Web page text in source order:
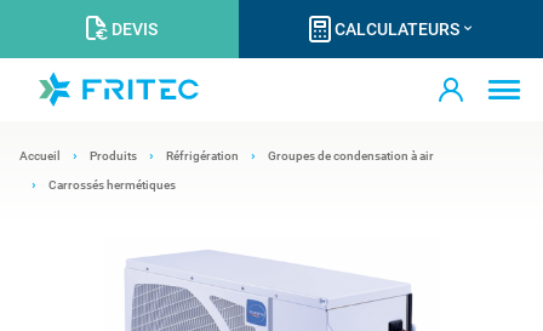
DEVIS CALCULATEURS
Accueil Produits Réfrigération Groupes de condensation à air
Carrossés hermétiques